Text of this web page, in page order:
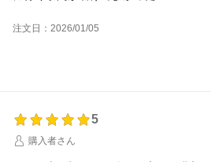
注文日：2026/01/05
5
購入者さん